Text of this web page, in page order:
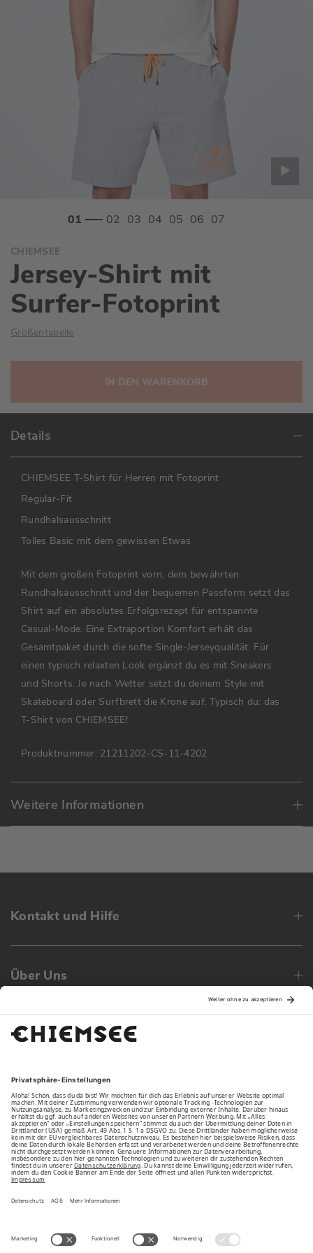
Anfang
der
Bildgalerie
springen
CHIEMSEE
Jersey-Shirt mit
Surfer-Fotoprint
Größentabelle
IN DEN WARENKORB
Details
CHIEMSEE T-Shirt für Herren mit Fotoprint
Regular-Fit
Rundhalsausschnitt
Tolles Basic mit dem gewissen Etwas
Mit dem großen Fotoprint vorn, dem bewährten
Rundhalsausschnitt und der bequemen Passform setzt das
Shirt auf ein absolutes Erfolgsrezept für entspannte
Casual-Mode. Eine Extraportion Komfort erhält das
Gesamtpaket durch die softe Single-Jerseyqualität. Für
einen typisch relaxten Look ergänzt du es mit Sneakers
und Shorts. Je nach Wetter setzt du deinem Style mit
Skateboard oder Surfbrett die Krone auf. Typisch du: das
T-Shirt von CHIEMSEE!
Produktnummer: 21211202-CS-11-4202
Weitere Informationen
Kontakt und Hilfe
Über Uns
Family
Unsere Vorteile
Unsere Partner